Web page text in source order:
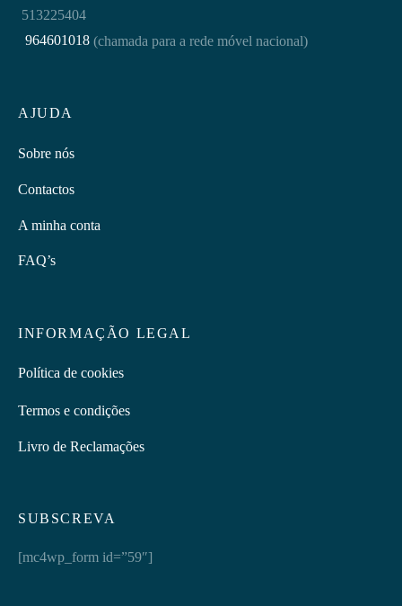
SUBSCREVA
[mc4wp_form id=”59″]
AJUDA
Sobre nós
Contactos
A minha conta
FAQ’s
INFORMAÇÃO LEGAL
Política de cookies
Termos e condições
Livro de Reclamações
513225404
964601018 (chamada para a rede móvel nacional)